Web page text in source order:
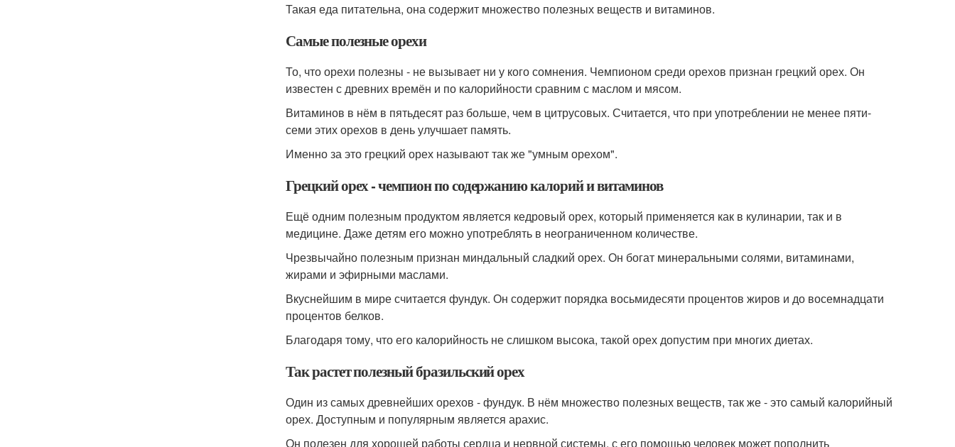
Такая еда питательна, она содержит множество полезных веществ и витаминов.
Самые полезные орехи
То, что орехи полезны - не вызывает ни у кого сомнения. Чемпионом среди орехов признан грецкий орех. Он
известен с древних времён и по калорийности сравним с маслом и мясом.
Витаминов в нём в пятьдесят раз больше, чем в цитрусовых. Считается, что при употреблении не менее пяти-
семи этих орехов в день улучшает память.
Именно за это грецкий орех называют так же "умным орехом".
Грецкий орех - чемпион по содержанию калорий и витаминов
Ещё одним полезным продуктом является кедровый орех, который применяется как в кулинарии, так и в
медицине. Даже детям его можно употреблять в неограниченном количестве.
Чрезвычайно полезным признан миндальный сладкий орех. Он богат минеральными солями, витаминами,
жирами и эфирными маслами.
Вкуснейшим в мире считается фундук. Он содержит порядка восьмидесяти процентов жиров и до восемнадцати
процентов белков.
Благодаря тому, что его калорийность не слишком высока, такой орех допустим при многих диетах.
Так растет полезный бразильский орех
Один из самых древнейших орехов - фундук. В нём множество полезных веществ, так же - это самый калорийный
орех. Доступным и популярным является арахис.
Он полезен для хорошей работы сердца и нервной системы, с его помощью человек может пополнить